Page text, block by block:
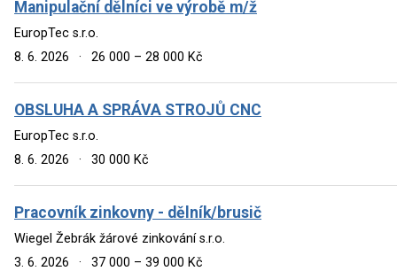
Manipulační dělníci ve výrobě m/ž
EuropTec s.r.o.
8. 6. 2026
· 26 000 – 28 000 Kč
OBSLUHA A SPRÁVA STROJŮ CNC
EuropTec s.r.o.
8. 6. 2026
· 30 000 Kč
Pracovník zinkovny - dělník/brusič
Wiegel Žebrák žárové zinkování s.r.o.
3. 6. 2026
· 37 000 – 39 000 Kč